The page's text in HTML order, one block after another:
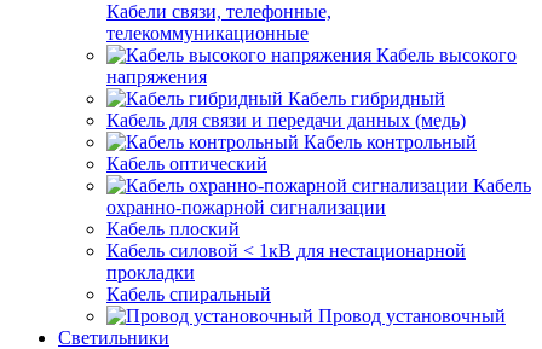
Кабели связи, телефонные,
телекоммуникационные
Кабель высокого
напряжения
Кабель гибридный
Кабель для связи и передачи данных (медь)
Кабель контрольный
Кабель оптический
Кабель
охранно-пожарной сигнализации
Кабель плоский
Кабель силовой < 1кВ для нестационарной
прокладки
Кабель спиральный
Провод установочный
Светильники